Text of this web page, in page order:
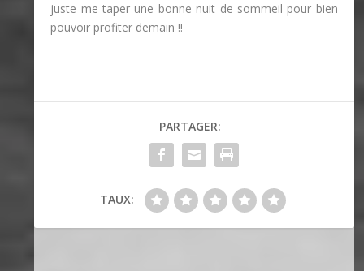
juste me taper une bonne nuit de sommeil pour bien
pouvoir profiter demain !!
PARTAGER:
TAUX: